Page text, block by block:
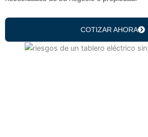
COTIZAR AHORA